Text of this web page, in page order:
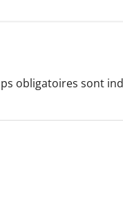
obligatoires sont